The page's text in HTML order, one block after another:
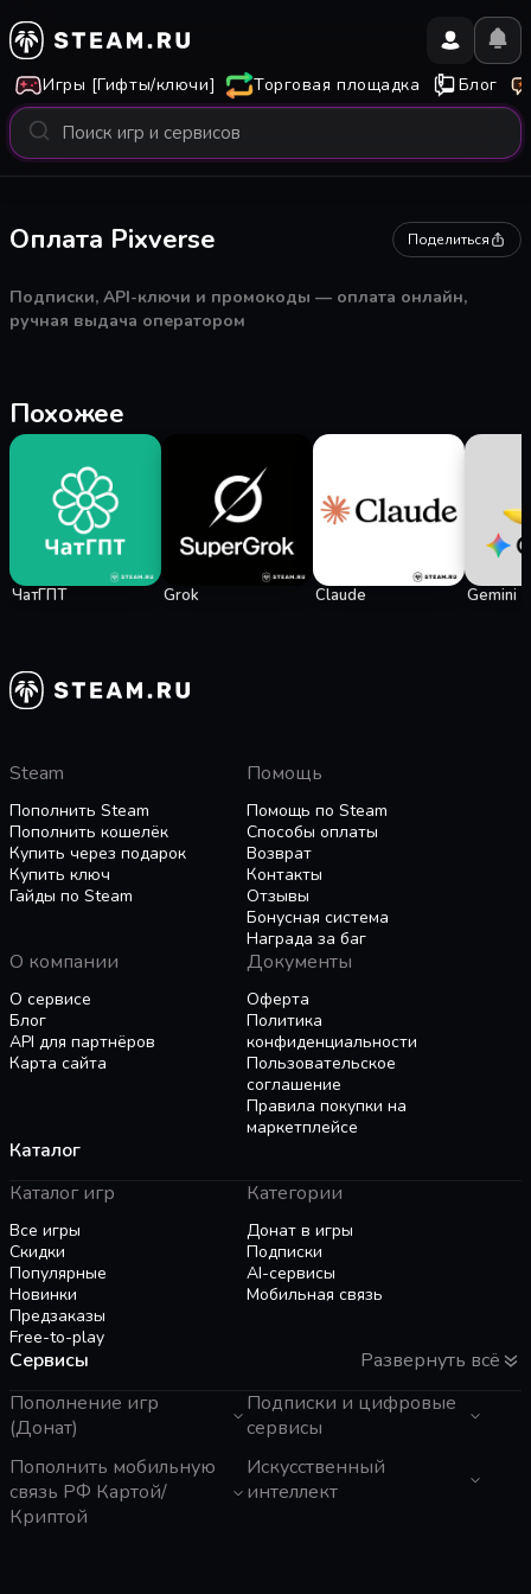
Игры [Гифты/ключи] Торговая площадка Блог
Оплата Pixverse Поделиться
Подписки, API-ключи и промокоды — оплата онлайн,
ручная выдача оператором
Похожее
ЧатГПТ Grok Claude Gemini
Steam
Пополнить Steam
Пополнить кошелёк
Купить через подарок
Купить ключ
Гайды по Steam
Помощь
Помощь по Steam
Способы оплаты
Возврат
Контакты
Отзывы
Бонусная система
Награда за баг
О компании
О сервисе
Блог
API для партнёров
Карта сайта
Документы
Оферта
Политика
конфиденциальности
Пользовательское
соглашение
Правила покупки на
маркетплейсе
Каталог
Каталог игр
Все игры
Скидки
Популярные
Новинки
Предзаказы
Free-to-play
Категории
Донат в игры
Подписки
AI-сервисы
Мобильная связь
Сервисы
Развернуть всё
Пополнение игр
(Донат)
GTA 6
Пополнение Steam
Roblox
Genshin Impact
Подписки и цифровые
сервисы
Telegram Звезды
Apple ID
Пополнить мобильную
связь РФ Картой/
Криптой
Искусственный
интеллект